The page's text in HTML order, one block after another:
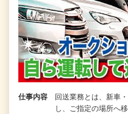
仕事内容
回送業務とは、新車
し、ご指定の場所へ